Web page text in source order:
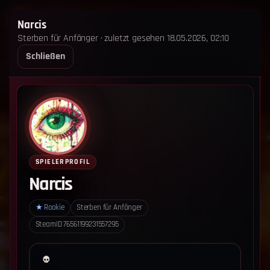
STERBEN FÜR ANFÄNGER
STARTSEITE
ANKÜNDIGUNGEN
LOGIN
‹ Zurück zum Leaderboard
Narcis
Sterben für Anfänger · zuletzt gesehen 18.05.2026, 02:10
Schließen
SPIELERPROFIL
Narcis
★ Rookie
Sterben für Anfänger
SteamID76561199231557295
ImpressumDatenschutz
Cookie-Einstellungen
Sterben für Anfänger - Alle Rechte vorbehalten.
Datenschutz-Einstellungen